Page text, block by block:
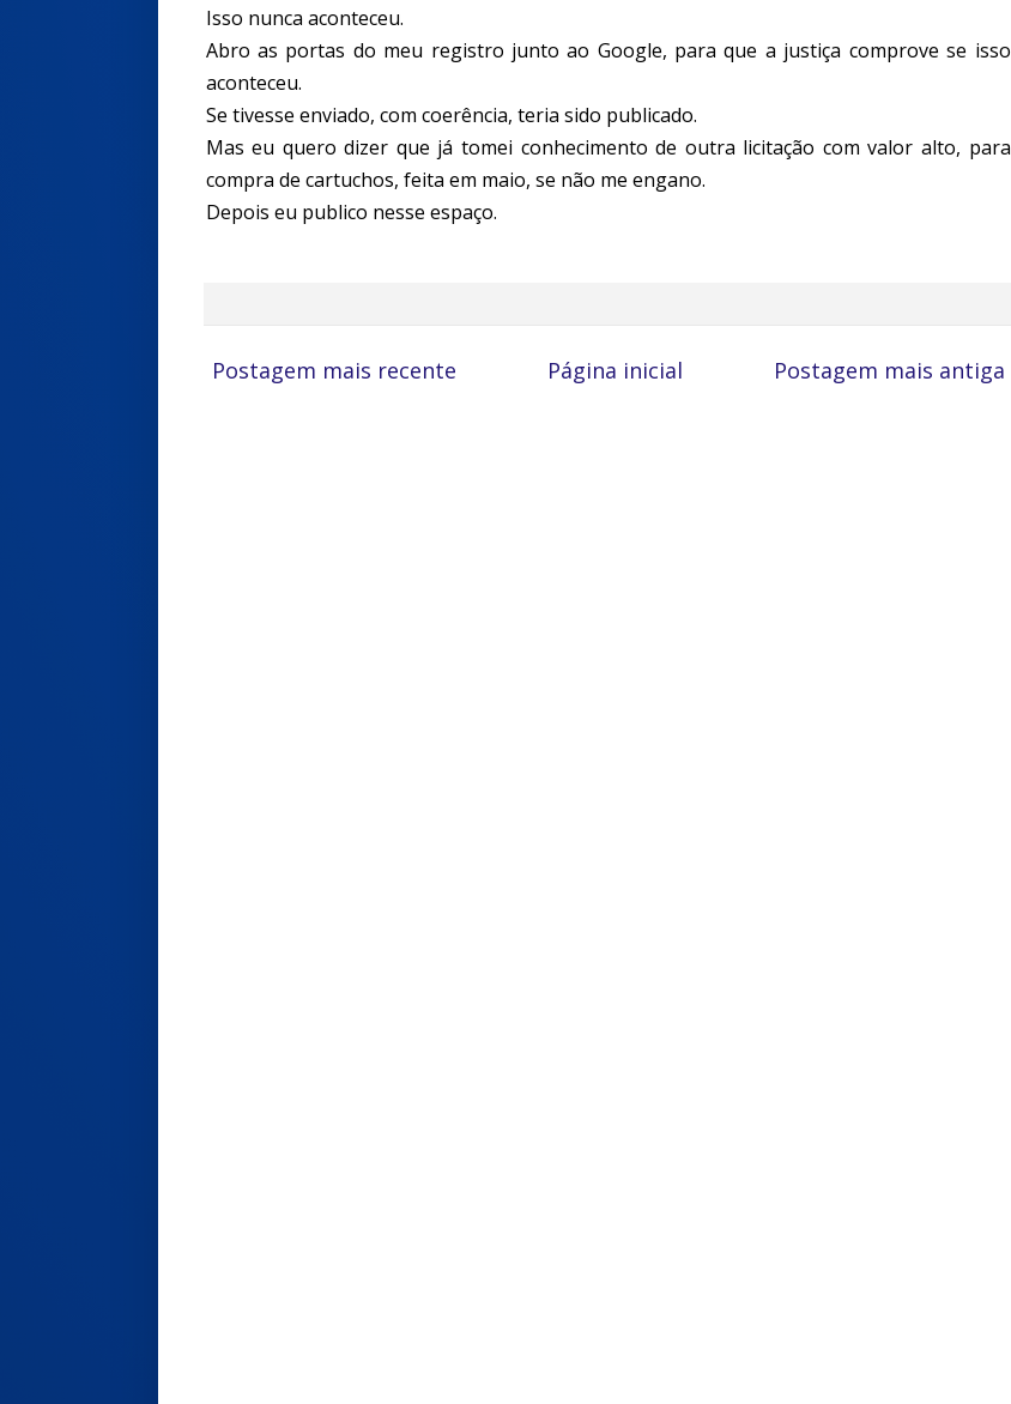
Isso nunca aconteceu.
Abro as portas do meu registro junto ao Google, para que a justiça comprove se isso
aconteceu.
Se tivesse enviado, com coerência, teria sido publicado.
Mas eu quero dizer que já tomei conhecimento de outra licitação com valor alto, para
compra de cartuchos, feita em maio, se não me engano.
Depois eu publico nesse espaço.
Postagem mais recente Postagem mais antiga
Página inicial